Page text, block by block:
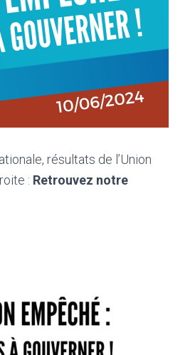
résultats de l’Union
: Retrouvez notre